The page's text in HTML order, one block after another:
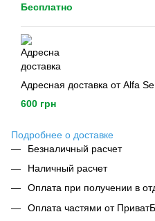
Бесплатно
Адресная доставка от Alfa
600 грн
Подробнее о доставке
Безналичный расчет
Наличный расчет
Оплата при получении в
Оплата частями от